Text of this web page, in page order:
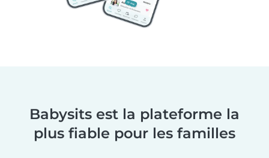
Babysits est la plateforme la
plus fiable pour les familles